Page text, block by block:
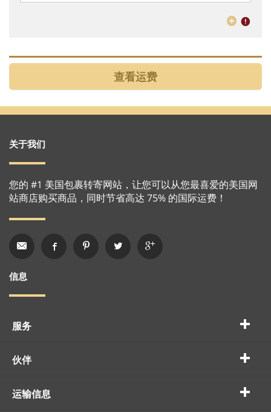
关于我们
您的 #1 美国包裹转寄网站，让您可以从您最喜爱的美国网
站商店购买商品，同时节省高达 75% 的国际运费！
信息
服务
伙伴
运输信息